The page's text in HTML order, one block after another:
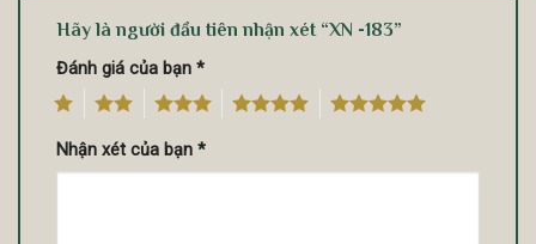
Hãy là người đầu tiên nhận xét “XN -183”
Đánh giá của bạn *
4 5
Nhận xét của bạn *